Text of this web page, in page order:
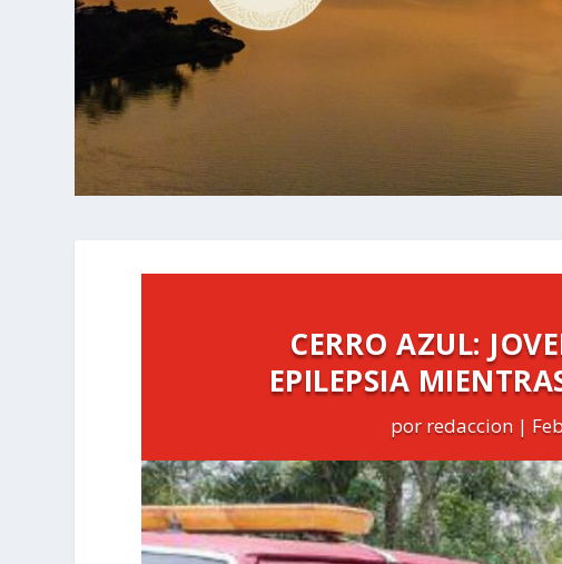
CERRO AZUL:
EPILEPSIA
por redaccion